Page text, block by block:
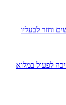
וחזר לבעליו
לפעול במלוא